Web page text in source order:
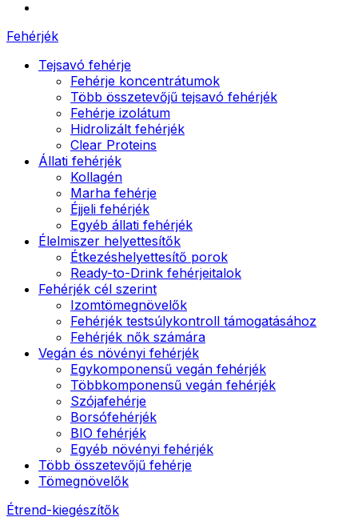
Fehérjék
Tejsavó fehérje
Fehérje koncentrátumok
Több összetevőjű tejsavó fehérjék
Fehérje izolátum
Hidrolizált fehérjék
Clear Proteins
Állati fehérjék
Kollagén
Marha fehérje
Éjjeli fehérjék
Egyéb állati fehérjék
Élelmiszer helyettesítők
Étkezéshelyettesítő porok
Ready-to-Drink fehérjeitalok
Fehérjék cél szerint
Izomtömegnövelők
Fehérjék testsúlykontroll támogatásához
Fehérjék nők számára
Vegán és növényi fehérjék
Egykomponensű vegán fehérjék
Többkomponensű vegán fehérjék
Szójafehérje
Borsófehérjék
BIO fehérjék
Egyéb növényi fehérjék
Több összetevőjű fehérje
Tömegnövelők
Étrend-kiegészítők